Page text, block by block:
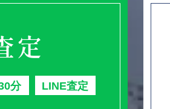
定
分 LINE査定